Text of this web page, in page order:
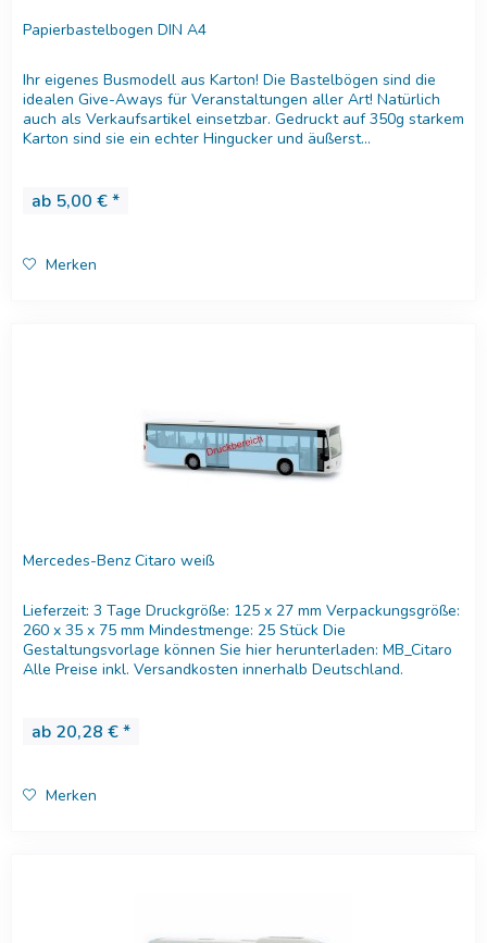
Papierbastelbogen DIN A4
Ihr eigenes Busmodell aus Karton! Die Bastelbögen sind die
idealen Give-Aways für Veranstaltungen aller Art! Natürlich
auch als Verkaufsartikel einsetzbar. Gedruckt auf 350g starkem
Karton sind sie ein echter Hingucker und äußerst...
ab 5,00 € *
Merken
Mercedes-Benz Citaro weiß
Lieferzeit: 3 Tage Druckgröße: 125 x 27 mm Verpackungsgröße:
260 x 35 x 75 mm Mindestmenge: 25 Stück Die
Gestaltungsvorlage können Sie hier herunterladen: MB_Citaro
Alle Preise inkl. Versandkosten innerhalb Deutschland.
ab 20,28 € *
Merken